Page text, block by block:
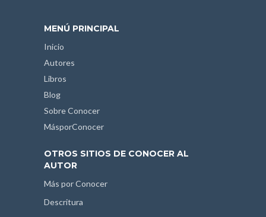
MENÚ PRINCIPAL
Inicio
Autores
Libros
Blog
Sobre Conocer
MásporConocer
OTROS SITIOS DE CONOCER AL
AUTOR
Más por Conocer
Descritura